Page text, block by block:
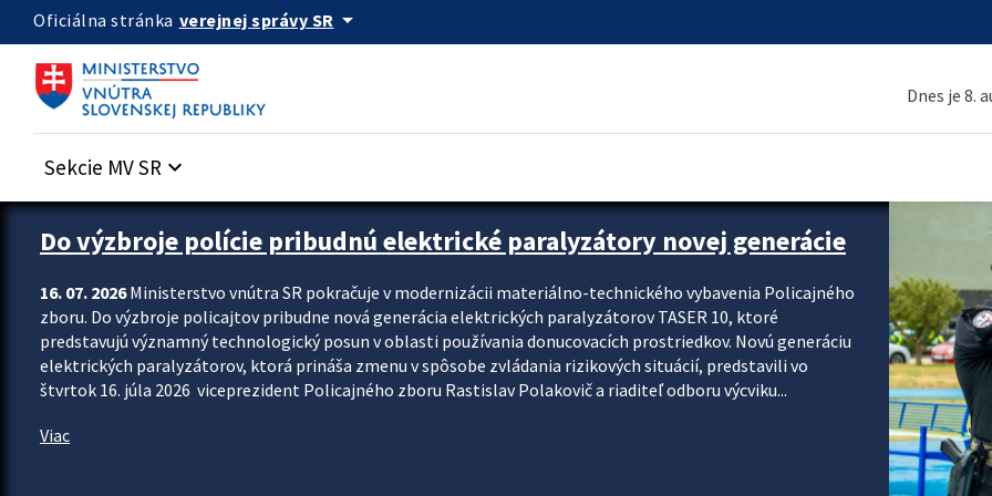
Preskocit na hlavný obsah
Oficiálna stránka verejnej správy SR arrow_drop_down
Dnes je 8.
Sekcie MV SR keyboard_arrow_down
Zastavit automatický posun upútavok
Do výzbroje polície pribudnú elektrické paralyzátory novej generácie
16. 07. 2026Ministerstvo vnútra SR pokračuje v modernizácii materiálno-technického vybavenia Policajného
zboru. Do výzbroje policajtov pribudne nová generácia elektrických paralyzátorov TASER 10, ktoré
predstavujú významný technologický posun v oblasti používania donucovacích prostriedkov. Novú generáciu
elektrických paralyzátorov, ktorá prináša zmenu v spôsobe zvládania rizikových situácií, predstavili vo
štvrtok 16. júla 2026 viceprezident Policajného zboru Rastislav Polakovič a riaditeľ odboru výcviku...
Viac